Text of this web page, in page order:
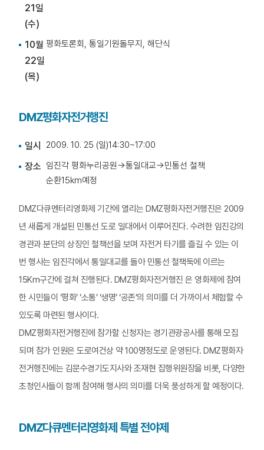
21일
(수)
10월
22일
(목)
평화토론회, 통일기원돌무지, 해단식
DMZ평화자전거행진
일시 2009. 10. 25 (일)14:30~17:00
장소 임진각 평화누리공원→통일대교→민통선 철책
순환15km예정
DMZ다큐멘터리영화제 기간에 열리는 DMZ평화자전거행진은 2009
년 새롭게 개설된 민통선 도로 일대에서 이루어진다. 수려한 임진강의
경관과 분단의 상징인 철책선을 보며 자전거 타기를 즐길 수 있는 이
번 행사는 임진각에서 통일대교를 돌아 민통선 철책둑에 이르는
15Km구간에 걸쳐 진행된다. DMZ평화자전거행진 은 영화제에 참여
한 시민들이 ‘평화’ ‘소통’ ‘생명’ ‘공존’의 의미를 더 가까이서 체험할 수
있도록 마련된 행사이다.
DMZ평화자전거행진에 참가할 신청자는 경기관광공사를 통해 모집
되며 참가 인원은 도로여건상 약 100명정도로 운영된다. DMZ평화자
전거행진에는 김문수경기도지사와 조재현 집행위원장을 비롯, 다양한
초청인사들이 함께 참여해 행사의 의미를 더욱 풍성하게 할 예정이다.
DMZ다큐멘터리영화제 특별 전야제